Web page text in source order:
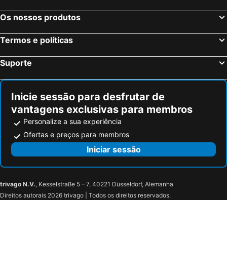
Os nossos produtos
Termos e políticas
Suporte
Inicie sessão para desfrutar de
vantagens exclusivas para membros
Personalize a sua experiência
Ofertas e preços para membros
Iniciar sessão
trivago N.V., Kesselstraße 5 – 7, 40221 Düsseldorf, Alemanha
Direitos autorais 2026 trivago | Todos os direitos reservados.